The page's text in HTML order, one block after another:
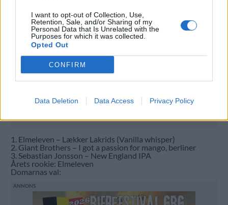
I want to opt-out of Collection, Use,
Retention, Sale, and/or Sharing of my
Personal Data that Is Unrelated with the
Purposes for which it was collected.
Opted Out
CONFIRM
Data Deletion Data Access Privacy Policy
1. Elmeleven – Lækker Lakrids (Vanilla whisper)
2. Giant Brothers – I got a passion for mango, berliner
3. Sebastian Jonsson – New England IPA
Årets rookie: Elmeleven
Domarnas val: